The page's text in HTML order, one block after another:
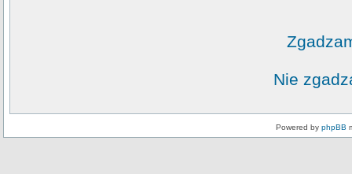
Nie
Powered by phpBB